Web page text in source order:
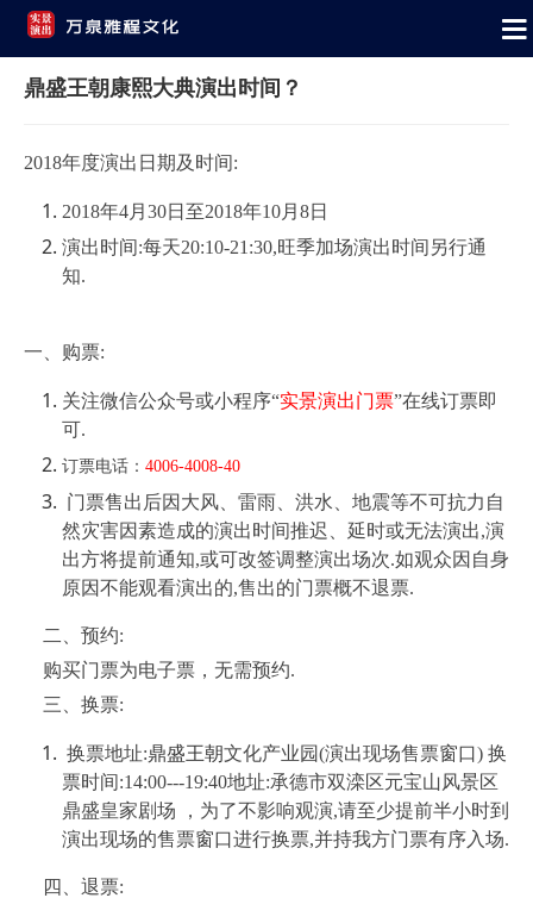
鼎盛王朝康熙大典演出时间？
2018年度演出日期及时间:
2018年4月30日至2018年10月8日
演出时间:每天20:10-21:30,旺季加场演出时间另行通
知.
一、购票:
关注微信公众号或小程序“实景演出门票”在线订票即
可.
订票电话： 4006-4008-40
门票售出后因大风、雷雨、洪水、地震等不可抗力自
然灾害因素造成的演出时间推迟、延时或无法演出,演
出方将提前通知,或可改签调整演出场次.如观众因自身
原因不能观看演出的,售出的门票概不退票.
二、预约:
购买门票为电子票，无需预约.
三、换票:
换票地址:鼎盛王朝文化产业园(演出现场售票窗口) 换
票时间:14:00---19:40地址:承德市双滦区元宝山风景区
鼎盛皇家剧场 ，为了不影响观演,请至少提前半小时到
演出现场的售票窗口进行换票,并持我方门票有序入场.
四、退票: